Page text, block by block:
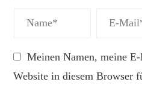
Meinen Namen, meine
Website in diesem Browser